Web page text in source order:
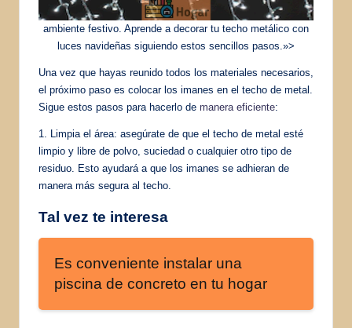
ambiente festivo. Aprende a decorar tu techo metálico con
luces navideñas siguiendo estos sencillos pasos.»>
Una vez que hayas reunido todos los materiales necesarios,
el próximo paso es colocar los imanes en el techo de metal.
Sigue estos pasos para hacerlo de manera eficiente:
1. Limpia el área: asegúrate de que el techo de metal esté
limpio y libre de polvo, suciedad o cualquier otro tipo de
residuo. Esto ayudará a que los imanes se adhieran de
manera más segura al techo.
Tal vez te interesa
Es conveniente instalar una
piscina de concreto en tu hogar